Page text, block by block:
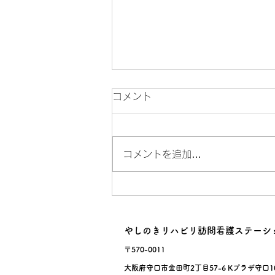
Newバイク🛵
コメント
コメントを追加…
やしのきリハビリ訪問看護ステーシ
〒570-0011
大阪府守口市金田町2丁目57-6 Kプラザ守口